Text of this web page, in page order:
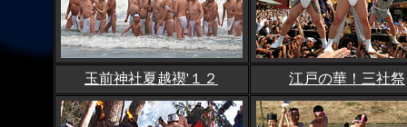
玉前神社夏越禊'１２ 江戸の華！三社祭